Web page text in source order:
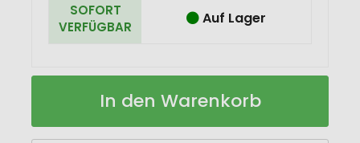
SOFORT
VERFÜGBAR
Auf Lager
Kennzeichenhalter
Auf
In den Warenkorb